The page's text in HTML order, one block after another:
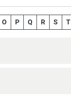
O P Q R S T